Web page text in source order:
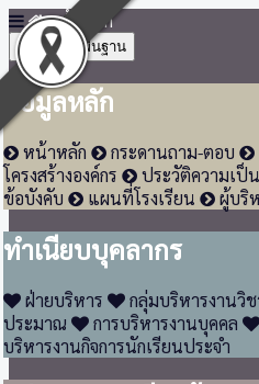
หน้าหลัก
ข้อมูลพื้นฐาน
ข้อมูลหลัก
หน้าหลัก กระดานถาม-ตอบ
โครงสร้างองค์กร
ประวัติความเป็
ข้อบังคับ
แผนที่โรงเรียน ผู้บริ
ทำเนียบบุคลากร
ฝ่ายบริหาร กลุ่มบริหารงานวิช
ประมาณ
การบริหารงานบุคคล
บริหารงานกิจการนักเรียนประจำ